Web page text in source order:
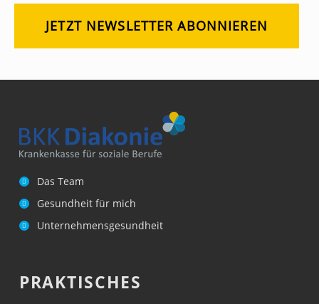
Das Team
Gesundheit für mich
Unternehmensgesundheit
PRAKTISCHES